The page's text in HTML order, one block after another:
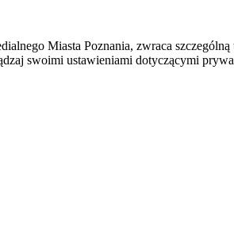
Miasta Poznania, zwraca
swoimi ustawieniami dotyczącymi